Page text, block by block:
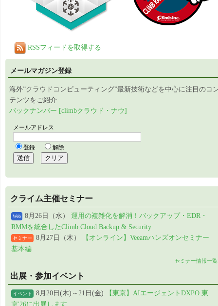
RSSフィードを取得する
メールマガジン登録
海外”クラウドコンピューティング”最新技術などを中心に注目のコ
テンツをご紹介
バックナンバー [climbクラウド・ナウ]
クライム主催セミナー
Web 8月26日（水） 運用の複雑化を解消！バックアップ・EDR・
RMMを統合したClimb Cloud Backup & Security
セミナー 8月27日（木）
【オンライン】Veeamハンズオンセミナー
基本編
セミナー情報一覧
出展・参加イベント
イベント 8月20日(木)～21日(金)
【東京】AIエージェントDXPO 東
京'26に出展します